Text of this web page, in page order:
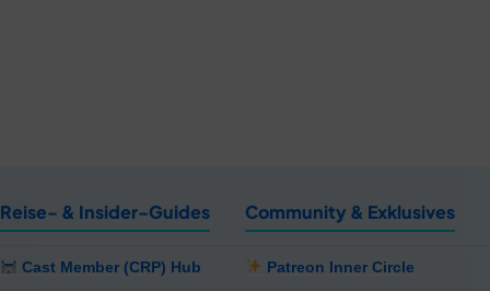
Reise- & Insider-Guides
Cast Member (CRP) Hub
Community & Exklusives
Patreon Inner Circle